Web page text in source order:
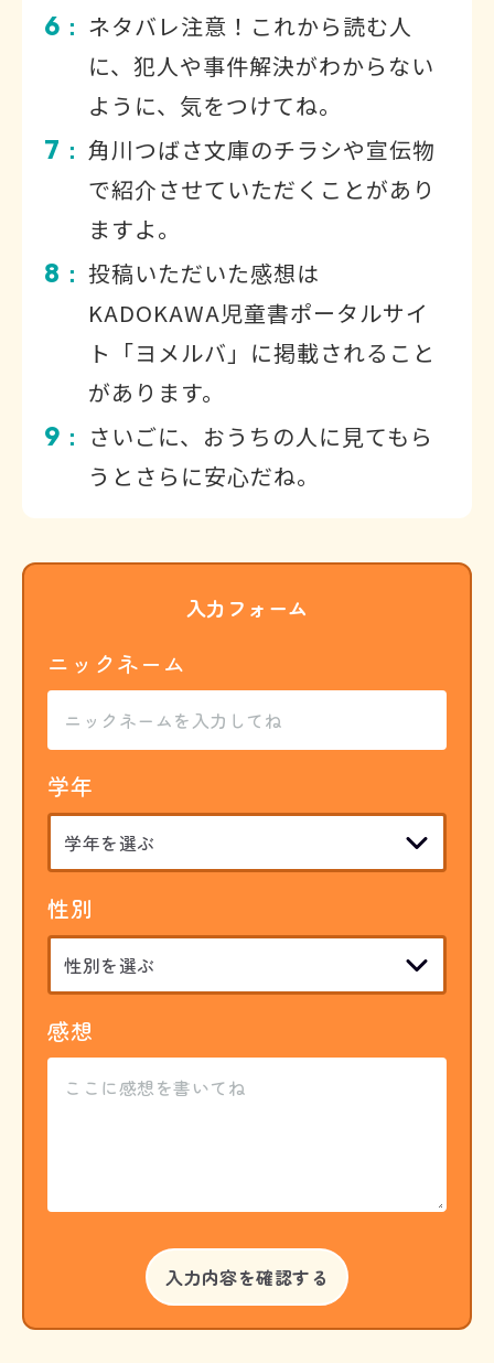
6 ： ネタバレ注意！これから読む人
に、犯人や事件解決がわからない
ように、気をつけてね。
7 ： 角川つばさ文庫のチラシや宣伝物
で紹介させていただくことがあり
ますよ。
8 ： 投稿いただいた感想は
KADOKAWA児童書ポータルサイ
ト「ヨメルバ」に掲載されること
があります。
9 ：
さいごに、おうちの人に見てもら
うとさらに安心だね。
入力フォーム
ニックネーム
学年
性別
感想